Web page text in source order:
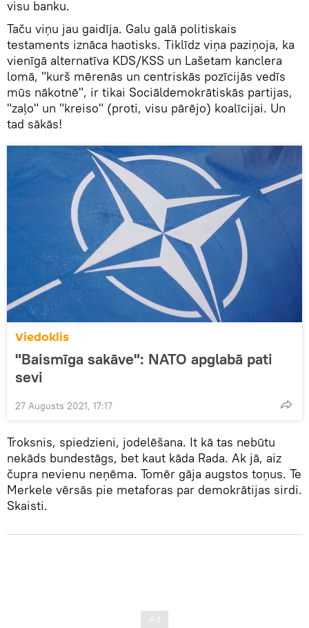
visu banku.
Taču viņu jau gaidīja. Galu galā politiskais
testaments iznāca haotisks. Tiklīdz viņa paziņoja, ka
vienīgā alternatīva KDS/KSS un Lašetam kanclera
lomā, "kurš mērenās un centriskās pozīcijās vedīs
mūs nākotnē", ir tikai Sociāldemokrātiskās partijas,
"zaļo" un "kreiso" (proti, visu pārējo) koalīcijai. Un
tad sākās!
Viedoklis
"Baismīga sakāve": NATO apglabā pati
sevi
27 Augusts 2021, 17:17
Troksnis, spiedzieni, jodelēšana. It kā tas nebūtu
nekāds bundestāgs, bet kaut kāda Rada. Ak jā, aiz
čupra nevienu neņēma. Tomēr gāja augstos toņus. Te
Merkele vērsās pie metaforas par demokrātijas sirdi.
Skaisti.